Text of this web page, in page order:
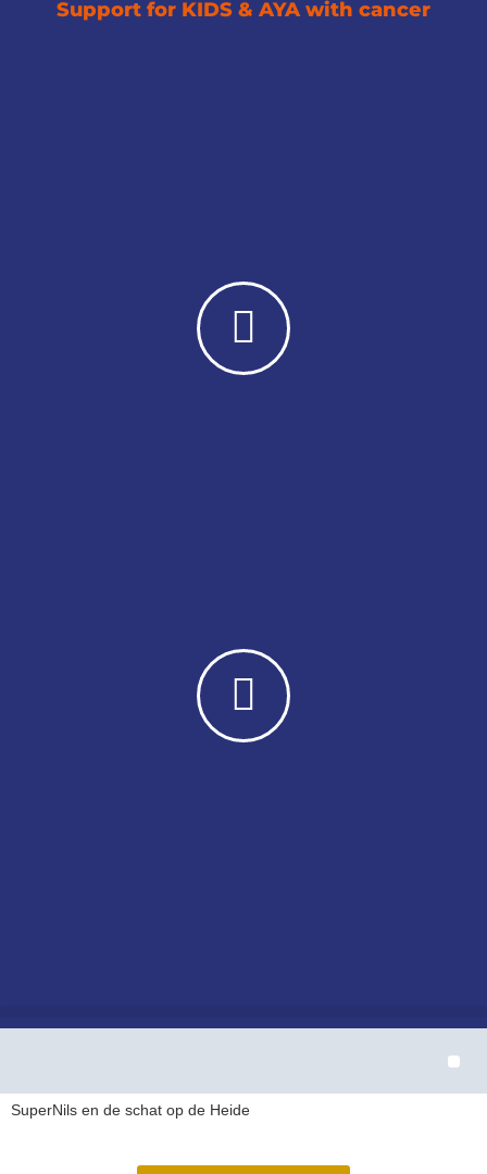
Support for KIDS & AYA with cancer
SuperNils en de schat op de Heide